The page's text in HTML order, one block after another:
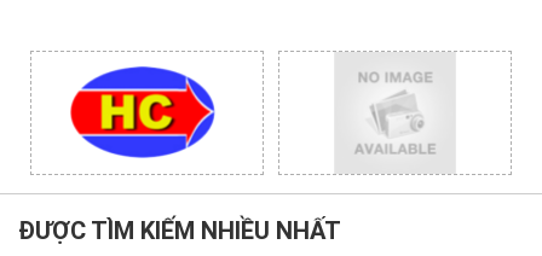
ĐƯỢC TÌM KIẾM NHIỀU NHẤT